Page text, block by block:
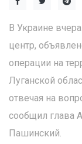
В Украине
центр,
операции на
Луганской
отвечая на
сообщил глава
Пашинский.